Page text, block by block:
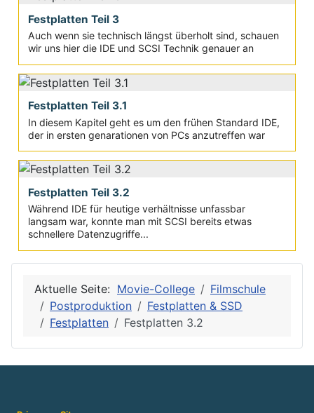
Festplatten Teil 3
Auch wenn sie technisch längst überholt sind, schauen
wir uns hier die IDE und SCSI Technik genauer an
Festplatten Teil 3.1
In diesem Kapitel geht es um den frühen Standard IDE,
der in ersten genarationen von PCs anzutreffen war
Festplatten Teil 3.2
Während IDE für heutige verhältnisse unfassbar
langsam war, konnte man mit SCSI bereits etwas
schnellere Datenzugriffe...
Aktuelle Seite: Movie-College
Filmschule
Postproduktion
Festplatten & SSD
Festplatten
Festplatten 3.2